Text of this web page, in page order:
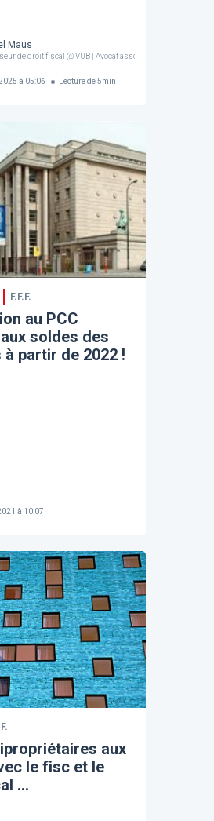
Maus
de droit fiscal @ VUB | Avocat associé @ Bloom Law
à 05:06 Lecture de 5min
F.F.F.
au PCC
soldes des
partir de 2022 !
à 10:07
aux
le fisc et le
...